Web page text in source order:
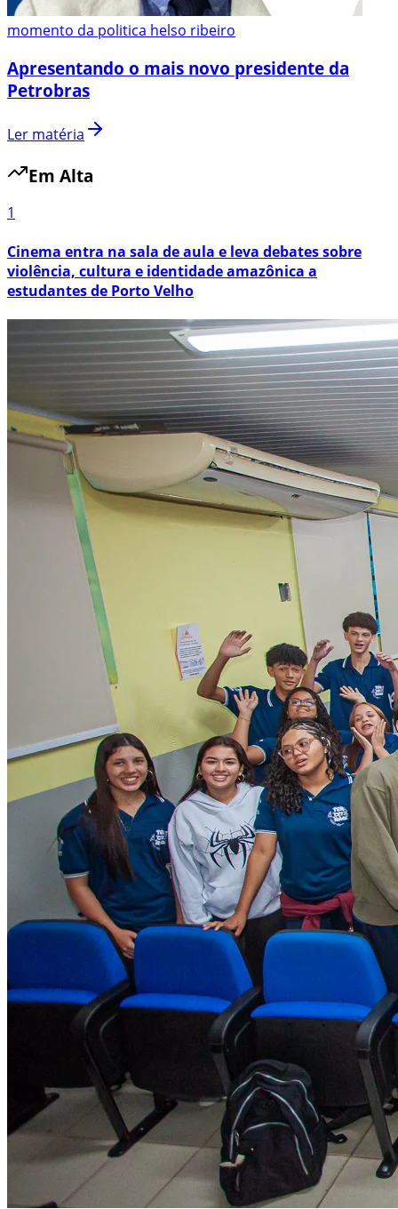
momento da politica helso ribeiro
Apresentando o mais novo presidente da
Petrobras
Ler matéria
Em Alta
1
Cinema entra na sala de aula e leva debates sobre
violência, cultura e identidade amazônica a
estudantes de Porto Velho